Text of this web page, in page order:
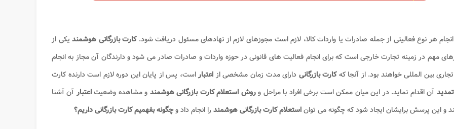
انجام هر نوع فعالیتی از جمله صادرات یا واردات کالا، لازم است مجوزهای لازم از نهادهای مسئول دریافت شود.کارت بازرگانی هوشمندیکی از
مهم در زمینه تجارت خارجی است که برای انجام فعالیت های قانونی در حوزه واردات و صادرات صادر می شود و دارندگان آن مجاز به انجام
بین المللی خواهند بود. از آنجا کهکارت بازرگانی دارای مدت زمان مشخصی از اعتباراست، پس از پایان این دوره لازم است دارنده کارت
تمدید آن اقدام نماید. در این میان ممکن است برخی افراد با مراحل وروش استعلام کارت بازرگانی هوشمند و مشاهده وضعیتاعتبارآن آشنا
و این پرسش برایشان ایجاد شود که چگونه می تواناستعلام کارت بازرگانی هوشمند را انجام داد وچگونه بفهمیم کارت بازرگانی داریم؟